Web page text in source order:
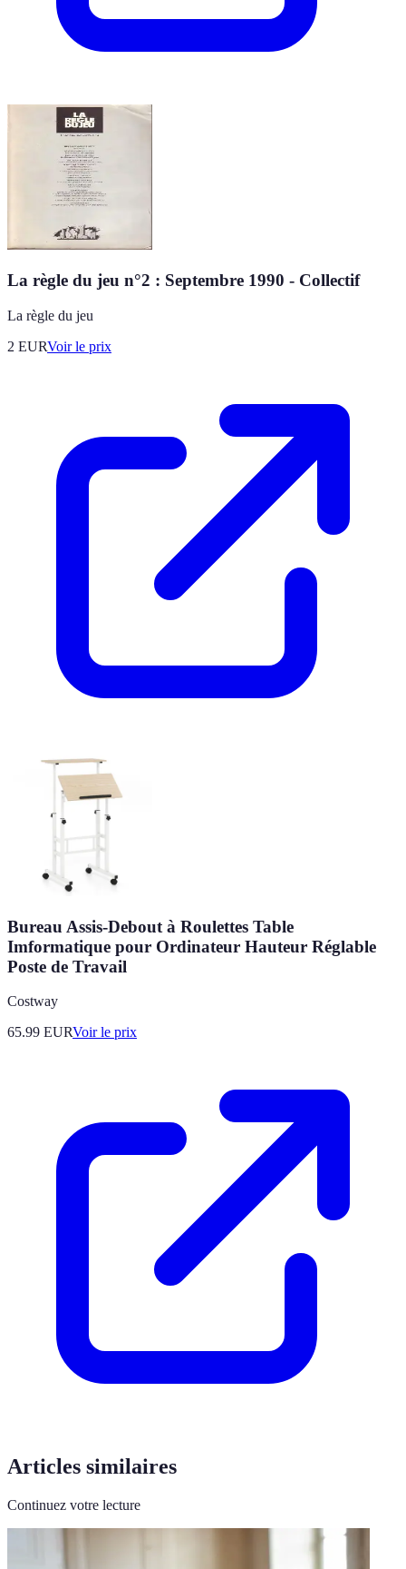
La règle du jeu n°2 : Septembre 1990 - Collectif
La règle du jeu
2 EURVoir le prix
Bureau Assis-Debout à Roulettes Table
Imformatique pour Ordinateur Hauteur Réglable
Poste de Travail
Costway
65.99 EURVoir le prix
Articles similaires
Continuez votre lecture